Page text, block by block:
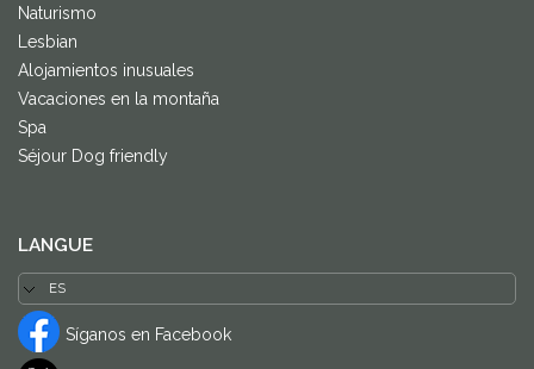
Naturismo
Lesbian
Alojamientos inusuales
Vacaciones en la montaña
Spa
Séjour Dog friendly
LANGUE
Síganos en Facebook